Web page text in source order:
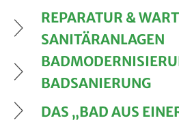
REPARATUR &
SANITÄRANLAGEN
BADSANIERUNG
DAS „BAD AUS